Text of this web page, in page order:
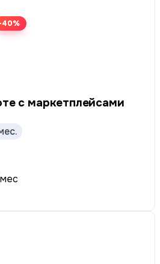
40%
с маркетплейсами